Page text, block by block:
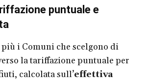
puntuale e
i Comuni che scelgono di
la tariffazione puntuale per
calcolata sull’effettiva